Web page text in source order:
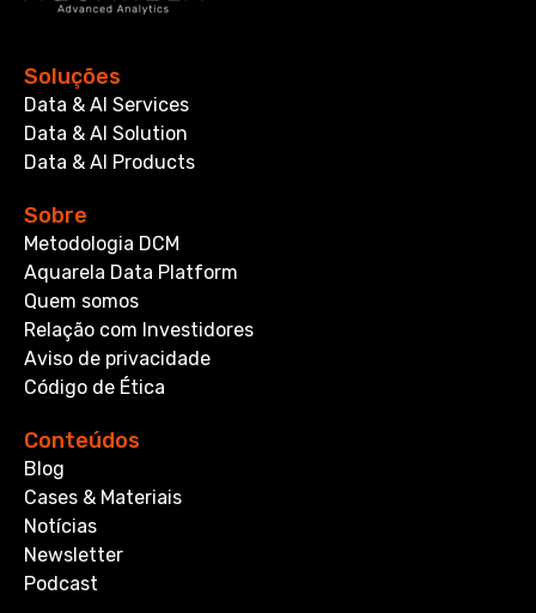
Soluções
Data & AI Services
Data & AI Solution
Data & AI Products
Sobre
Metodologia DCM
Aquarela Data Platform
Quem somos
Relação com Investidores
Aviso de privacidade
Código de Ética
Conteúdos
Blog
Cases & Materiais
Notícias
Newsletter
Podcast